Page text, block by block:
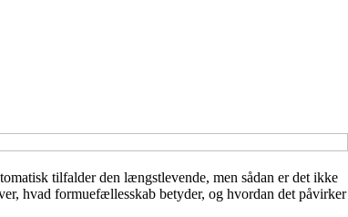
tilfalder den længstlevende, men sådan er det ikke
hvad formuefællesskab betyder, og hvordan det påvirker